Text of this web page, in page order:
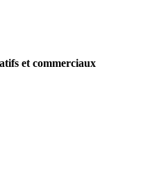
et commerciaux